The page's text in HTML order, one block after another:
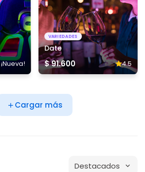
¡Nueva!
VARIEDADES
Date
$ 91.600 4.5
Cargar más
Destacados